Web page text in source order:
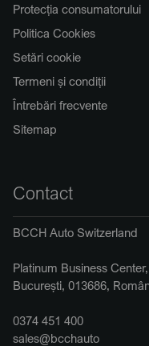
Protecția consumatorului
Politica Cookies
Setări cookie
Termeni și condiții
Întrebări frecvente
Sitemap
Contact
BCCH Auto Switzerland
Platinum Business
București, 013686,
0374 451 400
sales@bcchauto